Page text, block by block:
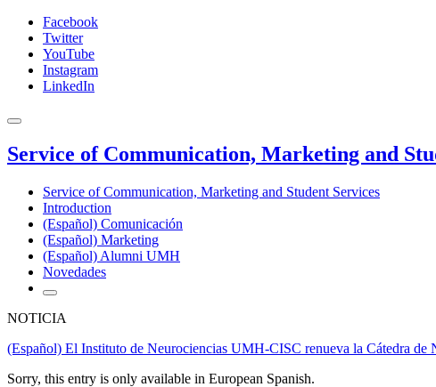
Facebook
Twitter
YouTube
Instagram
LinkedIn
Service of Communication, Marketing and
Service of Communication, Marketing and Student Services
Introduction
(Español) Comunicación
(Español) Marketing
(Español) Alumni UMH
Novedades
NOTICIA
(Español) El Instituto de Neurociencias UMH-CISC renueva la Cátedra de
Sorry, this entry is only available in European Spanish.